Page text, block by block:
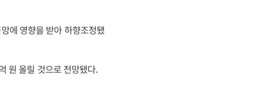
에 영향을 받아 하향조정됐
원 올릴 것으로 전망됐다.